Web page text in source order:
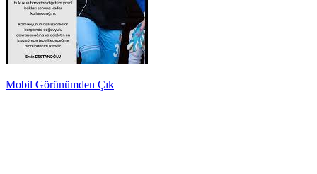
Mobil Görünümden Çık